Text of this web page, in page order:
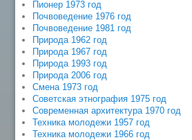
Пионер 1973 год
Почвоведение 1976 год
Почвоведение 1981 год
Природа 1962 год
Природа 1967 год
Природа 1993 год
Природа 2006 год
Смена 1973 год
Советская этнография 1975 год
Современная архитектура 1970 год
Техника молодежи 1957 год
Техника молодежи 1966 год